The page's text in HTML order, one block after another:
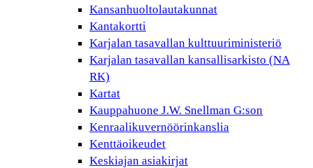
Kansanhuoltolautakunnat
Kantakortti
Karjalan tasavallan kulttuuriministeriö
Karjalan tasavallan kansallisarkisto (NA
RK)
Kartat
Kauppahuone J.W. Snellman G:son
Kenraalikuvernöörinkanslia
Kenttäoikeudet
Keskiajan asiakirjat